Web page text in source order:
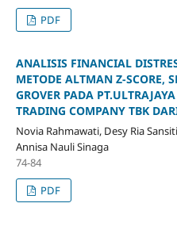
PDF
ANALISIS FINANCIAL
METODE ALTMAN Z-SCORE,
GROVER PADA
TRADING COMPANY TBK
Novia Rahmawati, Desy Ria
Annisa Nauli Sinaga
74-84
PDF